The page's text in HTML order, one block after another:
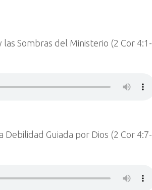
las Sombras del Ministerio (2 Cor 4:1-
Debilidad Guiada por Dios (2 Cor 4:7-